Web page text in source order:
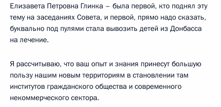
Елизавета Петровна Глинка – была первой, кто поднял эту
тему на заседаниях Совета, и первой, прямо надо сказать,
буквально под пулями стала вывозить детей из Донбасса
на лечение.
Я рассчитываю, что ваш опыт и знания принесут большую
пользу нашим новым территориям в становлении там
институтов гражданского общества и современного
некоммерческого сектора.